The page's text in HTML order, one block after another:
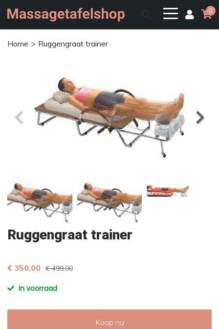
0
Home Ruggengraat trainer
Ruggengraat trainer
€ 350,00 € 499,00
in voorraad
Koop nu